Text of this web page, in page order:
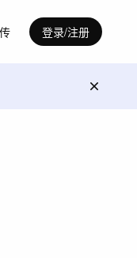
登录/注册